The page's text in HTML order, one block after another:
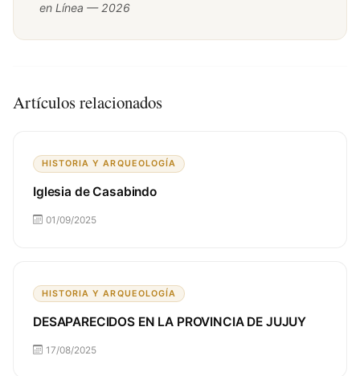
en Línea — 2026
Artículos relacionados
HISTORIA Y ARQUEOLOGÍA
Iglesia de Casabindo
01/09/2025
HISTORIA Y ARQUEOLOGÍA
DESAPARECIDOS EN LA PROVINCIA DE JUJUY
17/08/2025